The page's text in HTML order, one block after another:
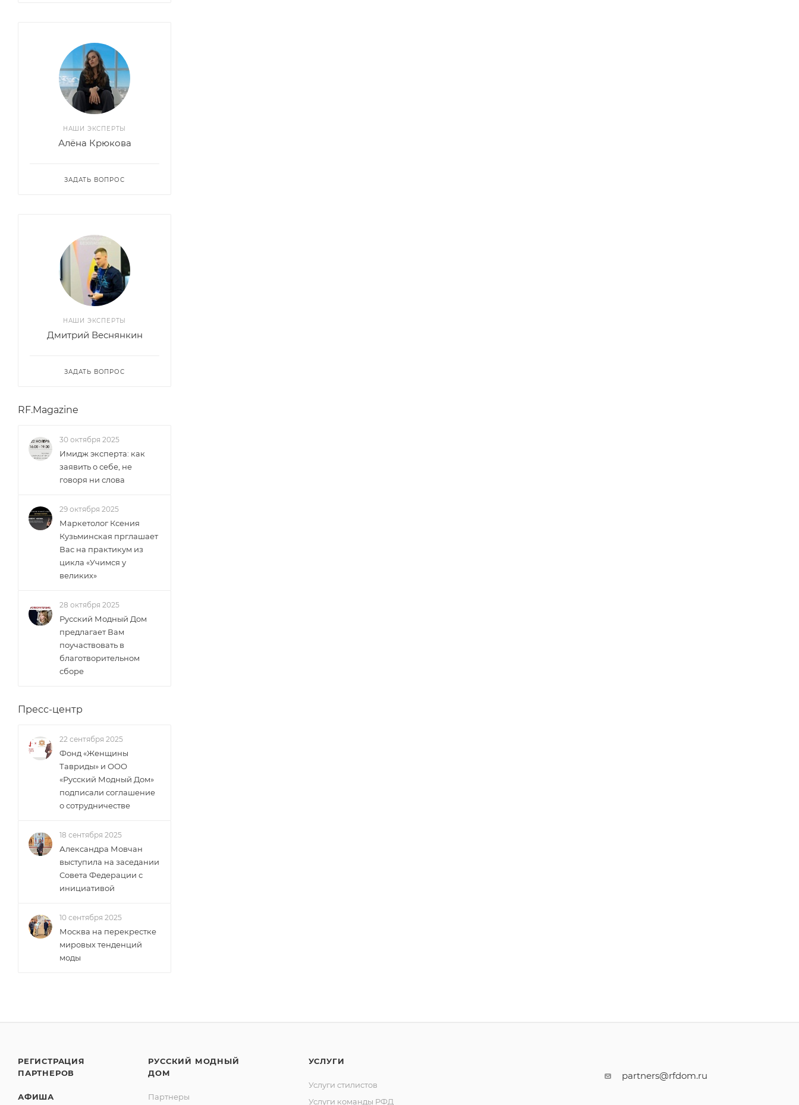
НАШИ ЭКСПЕРТЫ
Алёна Крюкова
ЗАДАТЬ ВОПРОС
НАШИ ЭКСПЕРТЫ
Дмитрий Веснянкин
ЗАДАТЬ ВОПРОС
RF.Magazine
30 октября 2025
Имидж эксперта: как
заявить о себе, не
говоря ни слова
29 октября 2025
Маркетолог Ксения
Кузьминская прглашает
Вас на практикум из
цикла «Учимся у
великих»
28 октября 2025
Русский Модный Дом
предлагает Вам
поучаствовать в
благотворительном
сборе
Пресс-центр
22 сентября 2025
Фонд «Женщины
Тавриды» и ООО
«Русский Модный Дом»
подписали соглашение
о сотрудничестве
18 сентября 2025
Александра Мовчан
выступила на заседании
Совета Федерации с
инициативой
10 сентября 2025
Москва на перекрестке
мировых тенденций
моды
РЕГИСТРАЦИЯ
ПАРТНЕРОВ
АФИША
РУССКИЙ МОДНЫЙ
ДОМ
Партнеры
УСЛУГИ
Услуги стилистов
Услуги команды РФД
partners@rfdom.ru